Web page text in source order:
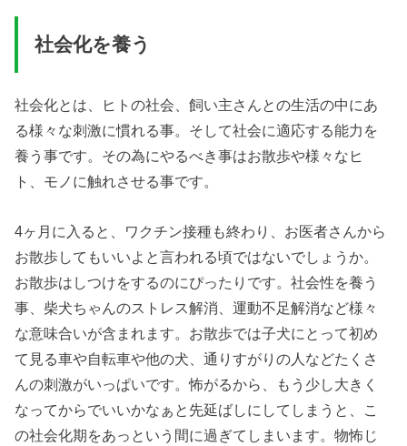
社会化を養う
社会化とは、ヒトの社会、飼い主さんとの生活の中にあ
る様々な刺激に慣れる事。そして社会に適応する能力を
養う事です。その為にやるべき事はお散歩や様々なヒ
ト、モノに触れさせる事です。
4ヶ月に入ると、ワクチン接種も終わり、お医者さんから
お散歩してもいいよと言われる頃ではないでしょうか。
お散歩はしつけをするのにぴったりです。社会性を養う
事、柴犬ちゃんのストレス解消、運動不足解消など様々
な意味合いが含まれます。お散歩では子犬にとって初め
て見る車や自転車や他の犬、通りすがりの人などたくさ
んの刺激がいっぱいです。怖がるから、もう少し大きく
なってからでいいかなぁと先延ばしにしてしまうと、こ
の社会化期をあっという間に過ぎてしまいます。物怖じ